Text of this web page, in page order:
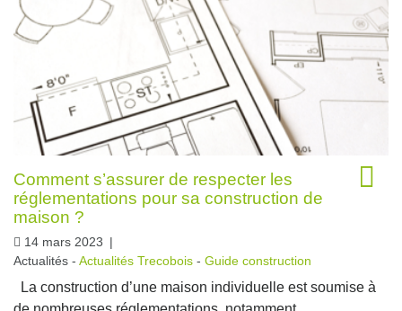
Comment s’assurer de respecter les
réglementations pour sa construction de
maison ?
14 mars 2023 |
Actualités - Actualités Trecobois - Guide construction
La construction d’une maison individuelle est soumise à